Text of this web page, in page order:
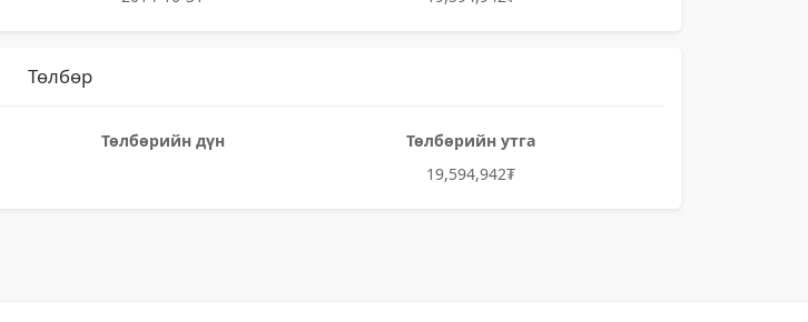
Төлбөр
Төлбөрийн дүн
Төлбөрийн утга
19,594,942₮